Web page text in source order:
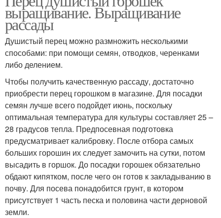
выращивание. Выращивание
рассады
Душистый перец можно размножить несколькими
способами: при помощи семян, отводков, черенками
либо делением.
Чтобы получить качественную рассаду, достаточно
приобрести перец горошком в магазине. Для посадки
семян лучше всего подойдет июнь, поскольку
оптимальная температура для культуры составляет 25 –
28 градусов тепла. Предпосевная подготовка
предусматривает калибровку. После отбора самых
больших горошин их следует замочить на сутки, потом
высадить в горшок. До посадки горошек обязательно
обдают кипятком, после чего он готов к закладыванию в
почву. Для посева понадобится грунт, в котором
присутствует 1 часть песка и половина части дерновой
земли.